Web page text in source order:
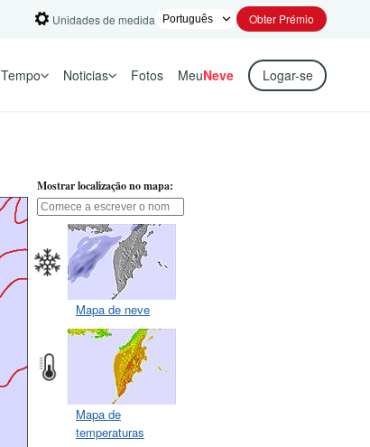
Unidades de medida Obter Prémio
Tempo Noticias Fotos MeuNeve Logar-se
Mostrar localização no mapa:
Mapa de neve
Mapa de
temperaturas